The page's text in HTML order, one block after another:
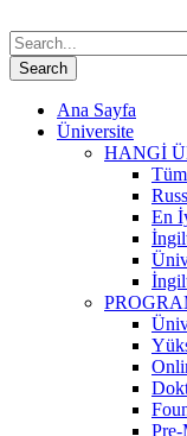
Ana Sayfa
Üniversite
HANGİ
En
Pre-